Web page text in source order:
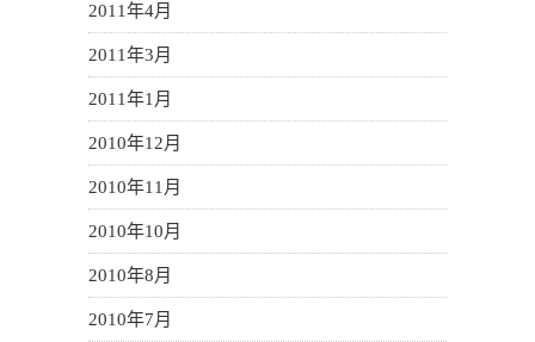
2011年4月
2011年3月
2011年1月
2010年12月
2010年11月
2010年10月
2010年8月
2010年7月